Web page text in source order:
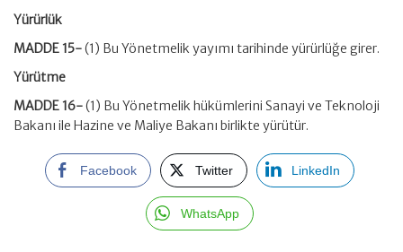
Yürürlük
MADDE 15-(1) Bu Yönetmelik yayımı tarihinde yürürlüğe girer.
Yürütme
MADDE 16-(1) Bu Yönetmelik hükümlerini Sanayi ve Teknoloji
Bakanı ile Hazine ve Maliye Bakanı birlikte yürütür.
Facebook Twitter LinkedIn
WhatsApp